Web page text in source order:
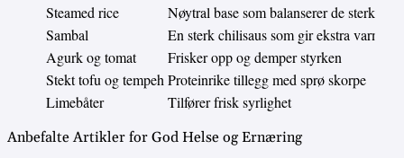
Steamed rice
Nøytral base som balanserer de sterke
Sambal
En sterk chilisaus som gir ekstra varme
Agurk og tomat
Frisker opp og demper styrken
Stekt tofu og tempeh Proteinrike tillegg med sprø skorpe
Limebåter
Tilfører frisk syrlighet
Anbefalte Artikler for God Helse og Ernæring